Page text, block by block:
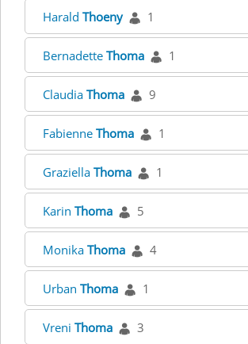
Harald Thoeny 1
Bernadette Thoma 1
Claudia Thoma 9
Fabienne Thoma 1
Graziella Thoma 1
Karin Thoma 5
Monika Thoma 4
Urban Thoma 1
Vreni Thoma 3